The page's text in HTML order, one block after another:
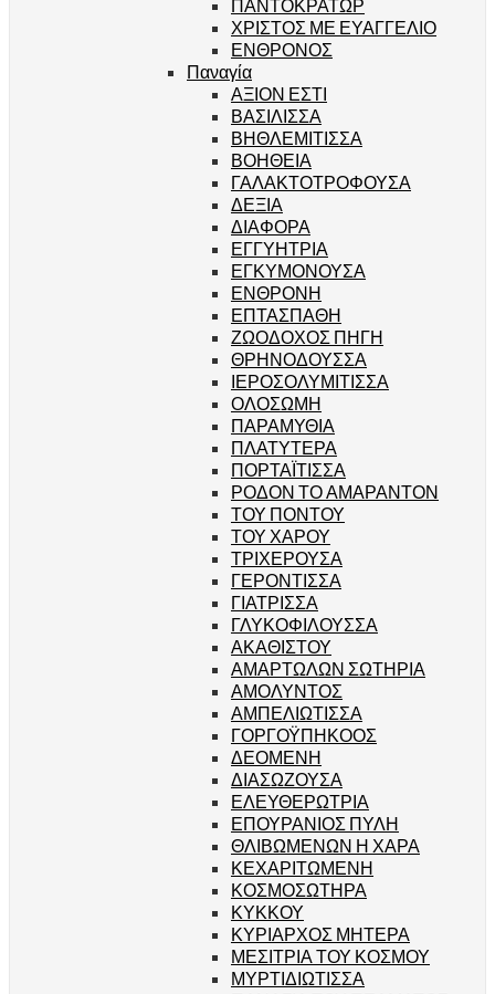
ΠΑΝΤΟΚΡΑΤΩΡ
ΧΡΙΣΤΟΣ ΜΕ ΕΥΑΓΓΕΛΙΟ
ΕΝΘΡΟΝΟΣ
Παναγία
ΑΞΙΟΝ ΕΣΤΙ
ΒΑΣΙΛΙΣΣΑ
ΒΗΘΛΕΜΙΤΙΣΣΑ
ΒΟΗΘΕΙΑ
ΓΑΛΑΚΤΟΤΡΟΦΟΥΣΑ
ΔΕΞΙΑ
ΔΙΑΦΟΡΑ
ΕΓΓΥΗΤΡΙΑ
ΕΓΚΥΜΟΝΟΥΣΑ
ΕΝΘΡΟΝΗ
ΕΠΤΑΣΠΑΘΗ
ΖΩΟΔΟΧΟΣ ΠΗΓΗ
ΘΡΗΝΟΔΟΥΣΣΑ
ΙΕΡΟΣΟΛΥΜΙΤΙΣΣΑ
ΟΛΟΣΩΜΗ
ΠΑΡΑΜΥΘΙΑ
ΠΛΑΤΥΤΕΡΑ
ΠΟΡΤΑΪΤΙΣΣΑ
ΡΟΔΟΝ ΤΟ ΑΜΑΡΑΝΤΟΝ
ΤΟΥ ΠΟΝΤΟΥ
ΤΟΥ ΧΑΡΟΥ
ΤΡΙΧΕΡΟΥΣΑ
ΓΕΡΟΝΤΙΣΣΑ
ΓΙΑΤΡΙΣΣΑ
ΓΛΥΚΟΦΙΛΟΥΣΣΑ
ΑΚΑΘΙΣΤΟΥ
ΑΜΑΡΤΩΛΩΝ ΣΩΤΗΡΙΑ
ΑΜΟΛΥΝΤΟΣ
ΑΜΠΕΛΙΩΤΙΣΣΑ
ΓΟΡΓΟΫΠΗΚΟΟΣ
ΔΕΟΜΕΝΗ
ΔΙΑΣΩΖΟΥΣΑ
ΕΛΕΥΘΕΡΩΤΡΙΑ
ΕΠΟΥΡΑΝΙΟΣ ΠΥΛΗ
ΘΛΙΒΩΜΕΝΩΝ Η ΧΑΡΑ
ΚΕΧΑΡΙΤΩΜΕΝΗ
ΚΟΣΜΟΣΩΤΗΡΑ
ΚΥΚΚΟΥ
ΚΥΡΙΑΡΧΟΣ ΜΗΤΕΡΑ
ΜΕΣΙΤΡΙΑ ΤΟΥ ΚΟΣΜΟΥ
ΜΥΡΤΙΔΙΩΤΙΣΣΑ